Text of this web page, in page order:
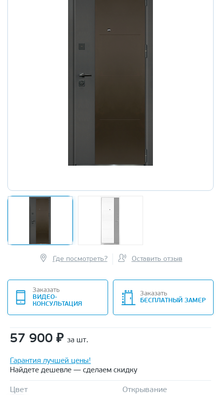
Где посмотреть? Оставить отзыв
Заказать
ВИДЕО-
КОНСУЛЬТАЦИЯ
Заказать
БЕСПЛАТНЫЙ ЗАМЕР
57 900 ₽ за шт.
Гарантия лучшей цены!
Найдете дешевле — сделаем скидку
Цвет
Открывание